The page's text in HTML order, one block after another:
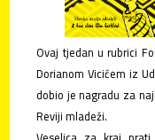
vijesti iz
nesvijesti
ycn
kontakt
Ovaj tjedan u rubrici
Dorianom Vicićem iz
dobio je nagradu za
Reviji mladeži.